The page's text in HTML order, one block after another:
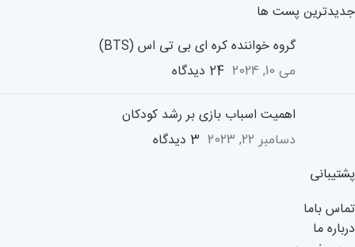
جدیدترین پست ها
گروه خواننده کره ای بی تی اس (BTS)
می 10, 2024 24 دیدگاه
اهمیت اسباب بازی بر رشد کودکان
دسامبر 22, 2023
3 دیدگاه
پشتیبانی
تماس باما
درباره ما